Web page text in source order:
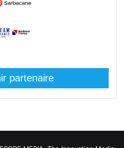
partenaire